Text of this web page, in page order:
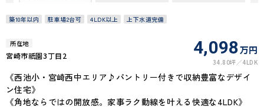
築10年以内 駐車場2台可 4LDK以上 上下水道完備
所在地
宮崎市祇園3丁目2 4,098万円
34.80坪 4LDK
《西池小・宮崎西中エリア♪パントリー付きで収納豊富なデザイ
ン住宅》
《角地ならではの開放感。家事ラク動線を叶える快適な4LDK》